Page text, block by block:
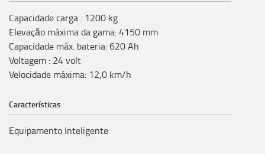
Capacidade carga : 1200 kg
Elevação máxima da gama:4150 mm
Capacidade máx. bateria:620Ah
Voltagem : 24volt
Velocidade máxima: 12,0 km/h
Características
Equipamento Inteligente